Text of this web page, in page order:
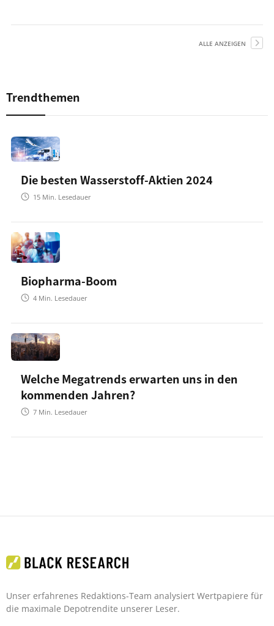
ALLE ANZEIGEN
Trendthemen
Die besten Wasserstoff-Aktien 2024
15 Min. Lesedauer
Biopharma-Boom
4 Min. Lesedauer
Welche Megatrends erwarten uns in den
kommenden Jahren?
7 Min. Lesedauer
Unser erfahrenes Redaktions-Team analysiert Wertpapiere für
die maximale Depotrendite unserer Leser.